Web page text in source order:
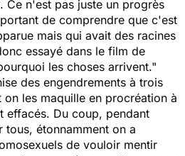
Ce n'est pas juste un progrès
de comprendre que c'est
mais qui avait des racines
essayé dans le film de
les choses arrivent."
des engendrements à trois
les maquille en procréation à
effacés. Du coup, pendant
tous, étonnamment on a
de vouloir mentir